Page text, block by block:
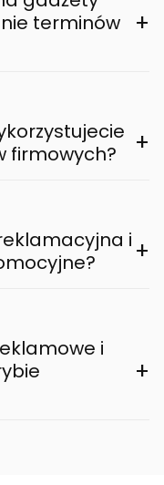
terminów
+
firmowych?
+
i +
i
+